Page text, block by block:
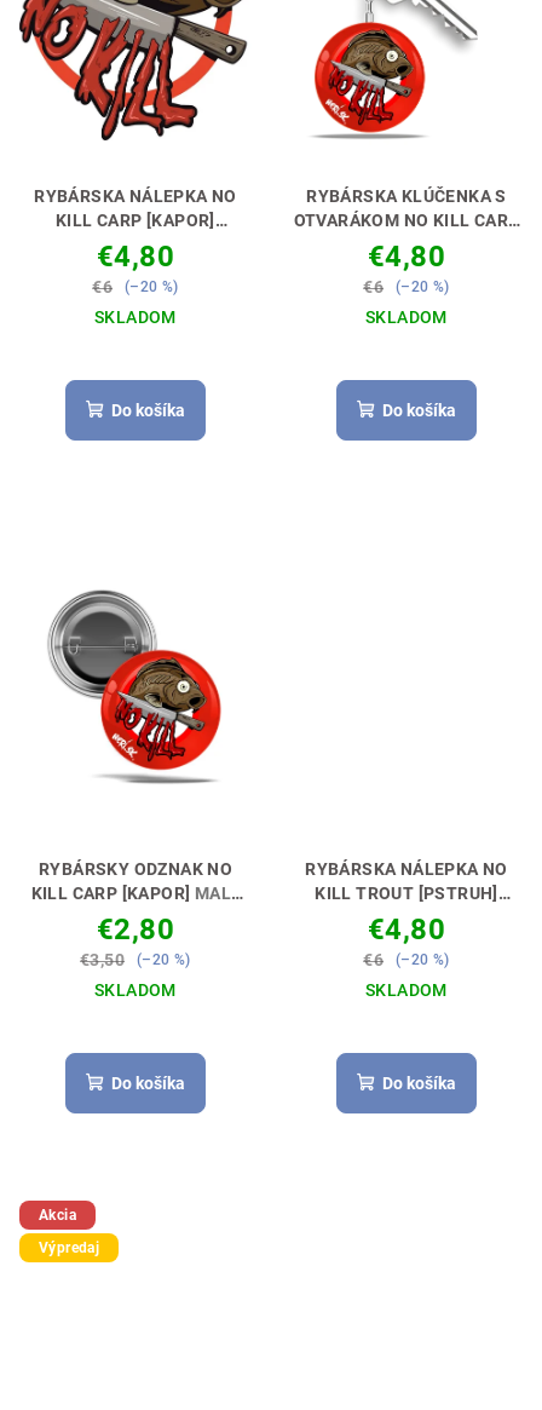
RYBÁRSKA NÁLEPKA NO
KILL CARP [KAPOR]
VYJADRI SVOJ POSTOJ 🚗
🎣
€4,80
€6 (–20 %)
SKLADOM
Do košíka
RYBÁRSKA KLÚČENKA S
OTVARÁKOM NO KILL CARP
ABY SI MAL S ČÍM
PIVKO OTVÁRAŤ🎁🔑🍺
€4,80
€6 (–20 %)
SKLADOM
Do košíka
RYBÁRSKY ODZNAK NO
KILL CARP [KAPOR] MALÝ
ODZNAK - VEĽKÁ RADOSŤ🎖
😊🎣
€2,80
€3,50 (–20 %)
SKLADOM
Do košíka
RYBÁRSKA NÁLEPKA NO
KILL TROUT [PSTRUH]
VYJADRI SVOJ POSTOJ 🚗
🎣
€4,80
€6 (–20 %)
SKLADOM
Do košíka
Akcia
Výpredaj